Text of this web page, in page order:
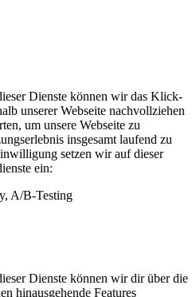
Dienste können wir das Klick-
unserer Webseite nachvollziehen
um unsere Webseite zu
insgesamt laufend zu
setzen wir auf dieser
ein:
A/B-Testing
Dienste können wir dir über die
hinausgehende Features